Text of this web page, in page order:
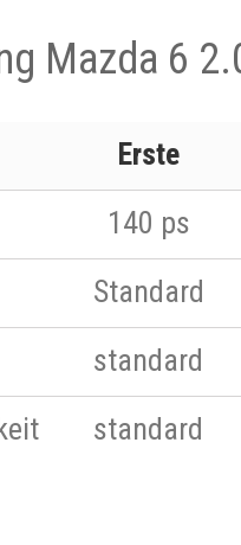
Mazda 6
Erste
140 ps
Standard
standard
standard